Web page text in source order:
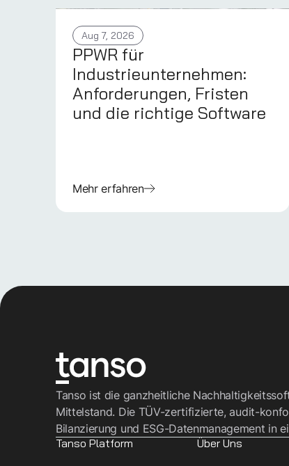
Aug 7, 2026
PPWR für
Industrieunternehmen:
Anforderungen, Fristen
und die richtige Software
Mehr erfahren
Tanso ist die ganzheitliche
Mittelstand. Die TÜV-zertifizierte, audit-
Bilanzierung und ESG-Datenmanagement in
Tanso Platform Über Uns